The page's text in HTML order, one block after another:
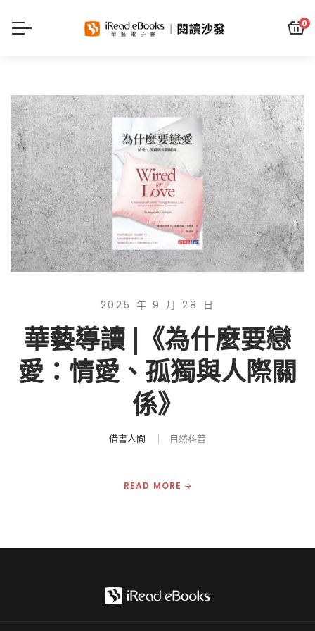
0
2025 年 9 月 28 日
華藝導讀 |《為什麼要戀
愛：情愛、孤獨與人際關
係》
借書人間 自然科普
READ MORE